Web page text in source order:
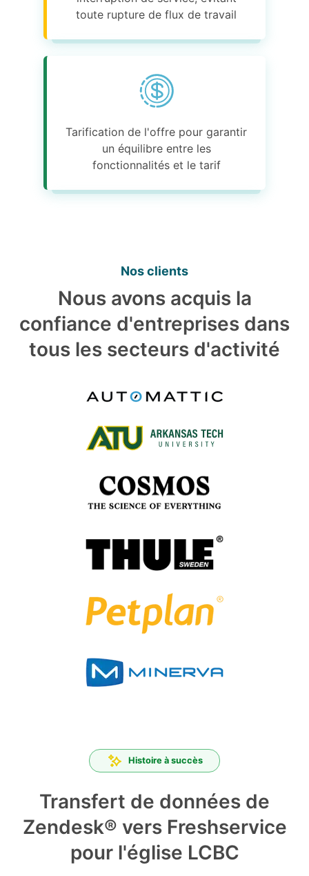
toute rupture de flux de travail
Tarification de l'offre pour garantir
un équilibre entre les
fonctionnalités et le tarif
Nos clients
Nous avons acquis la
confiance d'entreprises dans
tous les secteurs d'activité
Histoire à succès
Transfert de données de
Zendesk® vers Freshservice
pour l'église LCBC